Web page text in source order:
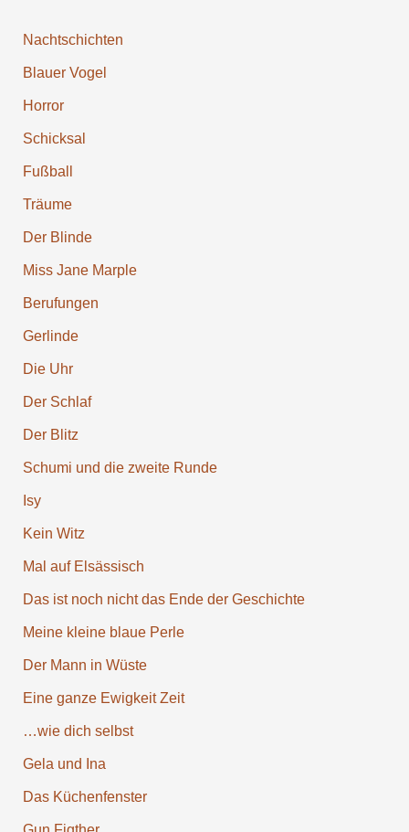
Nachtschichten
Blauer Vogel
Horror
Schicksal
Fußball
Träume
Der Blinde
Miss Jane Marple
Berufun­gen
Gerlinde
Die Uhr
Der Schlaf
Der Blitz
Schumi und die zweite Runde
Isy
Kein Witz
Mal auf Elsäs­sisch
Das ist noch nicht das Ende der Ge­schichte
Meine kleine blaue Perle
Der Mann in Wüste
Eine ganze Ewigkeit Zeit
…wie dich selbst
Gela und Ina
Das Küchen­fenster